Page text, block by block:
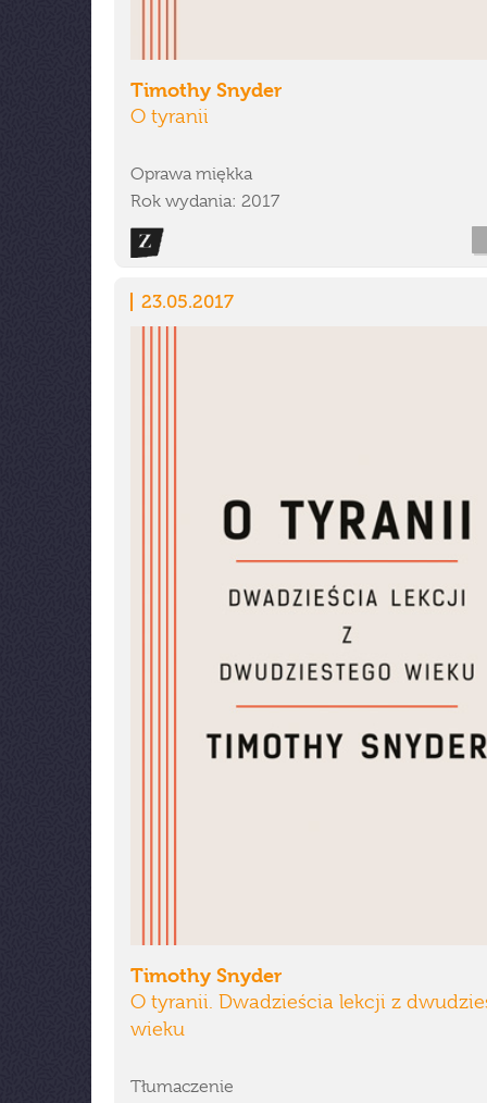
Timothy Snyder
O tyranii
Oprawa miękka
Rok wydania: 2017
23.05.2017
Timothy Snyder
O tyranii. Dwadzieścia lekcji z
wieku
Tłumaczenie